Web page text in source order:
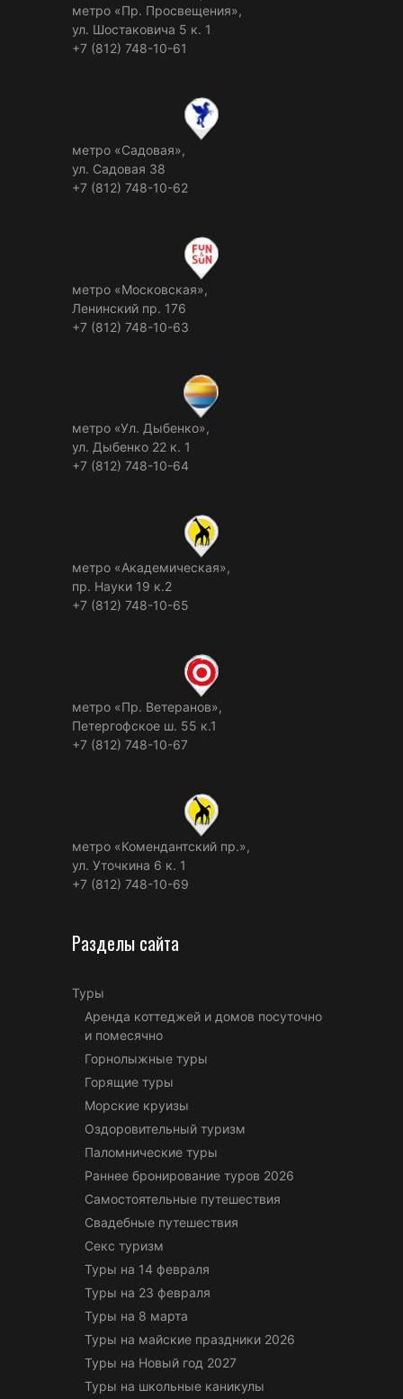
метро «Пр. Просвещения»,
ул. Шостаковича 5 к. 1
+7 (812) 748-10-61
метро «Садовая»,
ул. Садовая 38
+7 (812) 748-10-62
метро «Московская»,
Ленинский пр. 176
+7 (812) 748-10-63
метро «Ул. Дыбенко»,
ул. Дыбенко 22 к. 1
+7 (812) 748-10-64
метро «Академическая»,
пр. Науки 19 к.2
+7 (812) 748-10-65
метро «Пр. Ветеранов»,
Петергофское ш. 55 к.1
+7 (812) 748-10-67
метро «Комендантский пр.»,
ул. Уточкина 6 к. 1
+7 (812) 748-10-69
Разделы сайта
Туры
Аренда коттеджей и домов посуточно
и помесячно
Горнолыжные туры
Горящие туры
Морские круизы
Оздоровительный туризм
Паломнические туры
Раннее бронирование туров 2026
Самостоятельные путешествия
Свадебные путешествия
Секс туризм
Туры на 14 февраля
Туры на 23 февраля
Туры на 8 марта
Туры на майские праздники 2026
Туры на Новый год 2027
Туры на школьные каникулы